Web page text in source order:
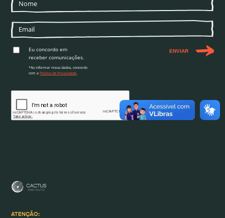
Eu concordo em
receber comunicações.
*Ao informar meus dados, concordo
com aPolítica de Privacidade.
ENVIAR
ATENÇÃO: